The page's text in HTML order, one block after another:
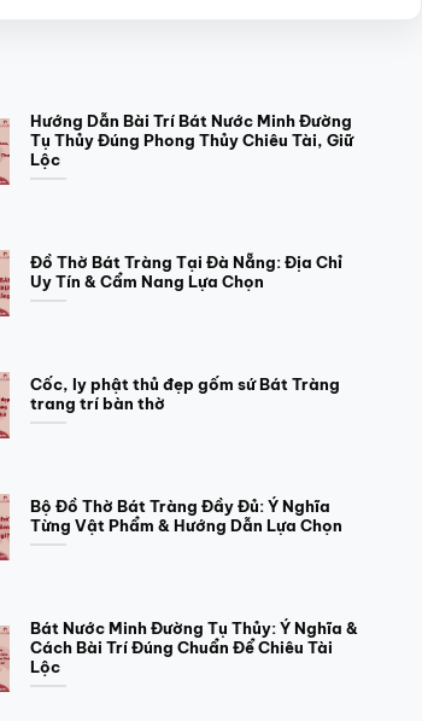
Hướng Dẫn Bài Trí Bát Nước Minh Đường
Tụ Thủy Đúng Phong Thủy Chiêu Tài, Giữ
Lộc
Đồ Thờ Bát Tràng Tại Đà Nẵng: Địa Chỉ
Uy Tín & Cẩm Nang Lựa Chọn
Cốc, ly phật thủ đẹp gốm sứ Bát Tràng
trang trí bàn thờ
Bộ Đồ Thờ Bát Tràng Đầy Đủ: Ý Nghĩa
Từng Vật Phẩm & Hướng Dẫn Lựa Chọn
Bát Nước Minh Đường Tụ Thủy: Ý Nghĩa &
Cách Bài Trí Đúng Chuẩn Để Chiêu Tài
Lộc